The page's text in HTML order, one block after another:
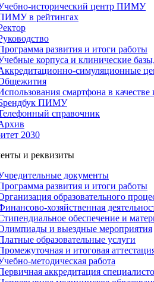
исторический центр ПИМУ
в рейтингах
развития и итоги работы
корпуса и клинические
симуляционные
смартфона в
ПИМУ
справочник
2030
и реквизиты
документы
развития и итоги работы
образовательного
хозяйственная
обеспечение и
и выездные мероприятия
образовательные услуги
и итоговая
методическая работа
аккредитация